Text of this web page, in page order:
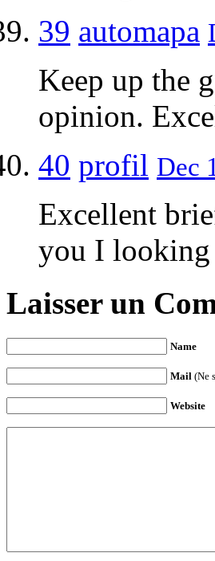
39 automapa
Keep up the
opinion.
40 profil Dec
Excellent
you I
Laisser un
Name
Mail (Ne
Website